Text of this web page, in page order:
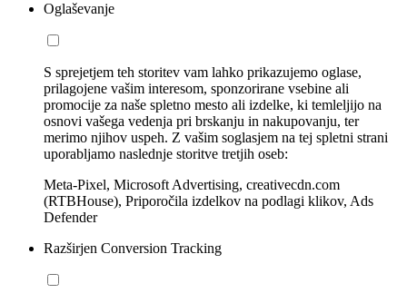
Oglaševanje
S sprejetjem teh storitev vam lahko prikazujemo oglase,
prilagojene vašim interesom, sponzorirane vsebine ali
promocije za naše spletno mesto ali izdelke, ki temleljijo na
osnovi vašega vedenja pri brskanju in nakupovanju, ter
merimo njihov uspeh. Z vašim soglasjem na tej spletni strani
uporabljamo naslednje storitve tretjih oseb:
Meta-Pixel, Microsoft Advertising, creativecdn.com
(RTBHouse), Priporočila izdelkov na podlagi klikov, Ads
Defender
Razširjen Conversion Tracking